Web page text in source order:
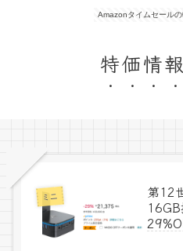
Amazonタイムセールの
特価情
ミニ
第12